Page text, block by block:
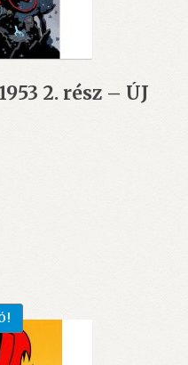
2. rész – ÚJ